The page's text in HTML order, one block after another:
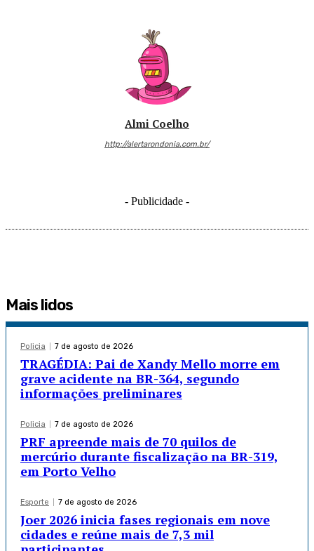
Almi Coelho
http://alertarondonia.com.br/
- Publicidade -
Mais lidos
Policia 7 de agosto de 2026
TRAGÉDIA: Pai de Xandy Mello morre em
grave acidente na BR-364, segundo
informações preliminares
Policia 7 de agosto de 2026
PRF apreende mais de 70 quilos de
mercúrio durante fiscalização na BR-319,
em Porto Velho
Esporte 7 de agosto de 2026
Joer 2026 inicia fases regionais em nove
cidades e reúne mais de 7,3 mil